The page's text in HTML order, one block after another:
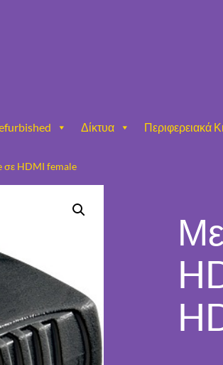
Δίκτυα Περιφερειακά
σε HDMI female